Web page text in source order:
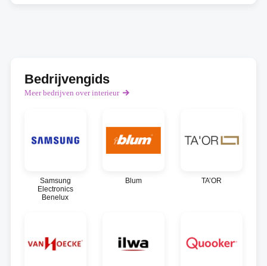
Bedrijvengids
Meer bedrijven over interieur
Samsung
Electronics
Benelux
Blum TA’OR